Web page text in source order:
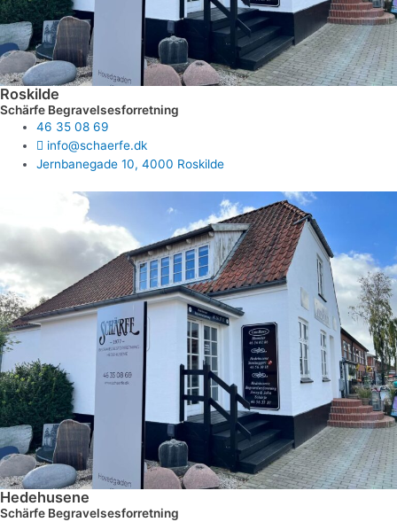
Roskilde
Schärfe Begravelsesforretning
46 35 08 69
info@schaerfe.dk
Jernbanegade 10, 4000 Roskilde
Hedehusene
Schärfe Begravelsesforretning